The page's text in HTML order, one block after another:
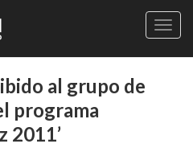
al grupo de
programa
2011’